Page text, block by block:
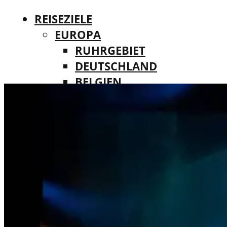
REISEZIELE
EUROPA
RUHRGEBIET
DEUTSCHLAND
BELGIEN
MALTA
NIEDERLANDE
ÖSTERREICH
FINNLAND
IRLAND